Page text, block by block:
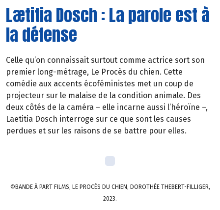
Lætitia Dosch : La parole est à
la défense
Celle qu’on connaissait surtout comme actrice sort son
premier long-métrage, Le Procès du chien. Cette
comédie aux accents écoféministes met un coup de
projecteur sur le malaise de la condition animale. Des
deux côtés de la caméra – elle incarne aussi l’héroïne –,
Laetitia Dosch interroge sur ce que sont les causes
perdues et sur les raisons de se battre pour elles.
©BANDE À PART FILMS, LE PROCÈS DU CHIEN, DOROTHÉE THEBERT-FILLIGER,
2023.